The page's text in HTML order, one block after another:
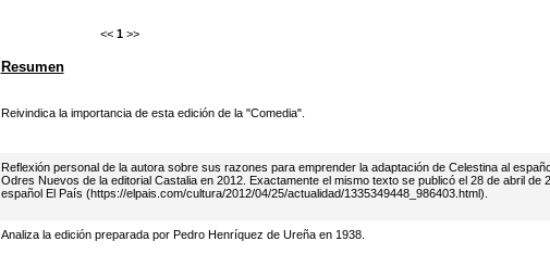
<< 1 >>
Resumen
Reivindica la importancia de esta edición de la "Comedia".
Reflexión personal de la autora sobre sus razones para emprender la adaptación de Celestina al
Odres Nuevos de la editorial Castalia en 2012. Exactamente el mismo texto se publicó el 28 de abril de
español El País (https://elpais.com/cultura/2012/04/25/actualidad/1335349448_986403.html).
Analiza la edición preparada por Pedro Henríquez de Ureña en 1938.